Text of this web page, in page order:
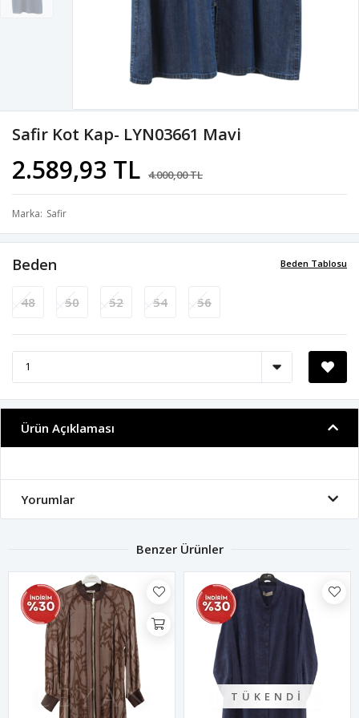
Safir Kot Kap- LYN03661 Mavi
2.589,93 TL 4.000,00 TL
Marka Safir
Beden Tablosu
Beden
48 50 52 54 56
Ürün Açıklaması
Yorumlar
Benzer Ürünler
TÜKENDI